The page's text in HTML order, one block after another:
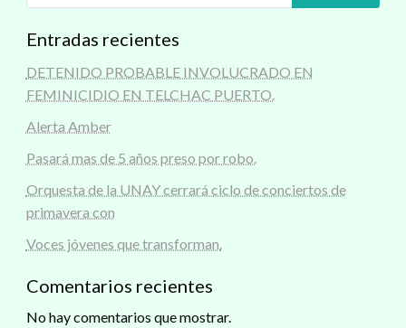
Entradas recientes
DETENIDO PROBABLE INVOLUCRADO EN
FEMINICIDIO EN TELCHAC PUERTO.
Alerta Amber
Pasará mas de 5 años preso por robo.
Orquesta de la UNAY cerrará ciclo de conciertos de
primavera con
Voces jóvenes que transforman.
Comentarios recientes
No hay comentarios que mostrar.